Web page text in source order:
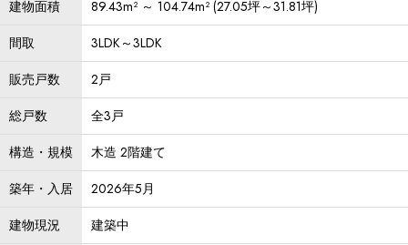
建物面積
89.43m² ～ 104.74m² (27.05坪～31.81坪)
間取
3LDK～3LDK
販売戸数
2戸
総戸数
全3戸
構造・規模
木造 2階建て
築年・入居
2026年5月
建物現況
建築中